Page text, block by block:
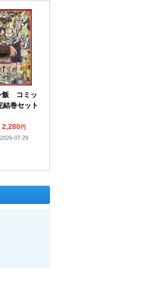
飯 コミッ
巻セット
2,280円
07-29